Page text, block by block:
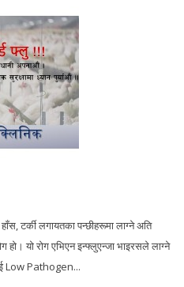
टर्की लगायतका पन्छीहरूमा लाग्ने अति
यो रोग एभिएन इन्फ्लुएन्जा भाइरसले लाग्ने
Low Pathogen...